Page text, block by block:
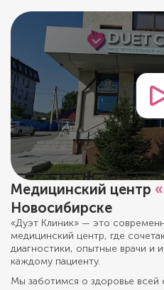
Медицинский центр
Новосибирске
«Дуэт Клиник» — это
медицинский центр, где
диагностики, опытные врачи и
каждому пациенту.
Мы заботимся о здоровье всей